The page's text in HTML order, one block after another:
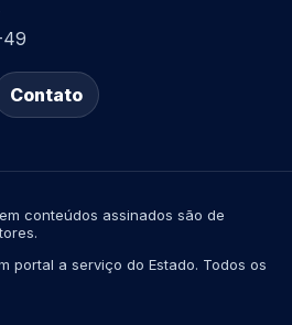
49
Contato
conteúdos assinados são de
portal a serviço do Estado. Todos os